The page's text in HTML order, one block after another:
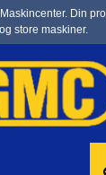
Din
store maskiner.